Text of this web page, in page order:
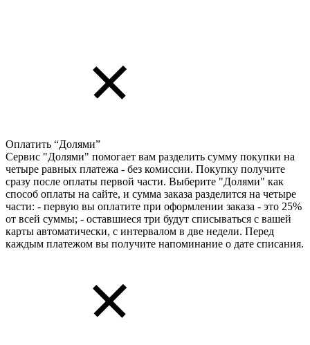
Оплатить “Долями”
Сервис "Долями" помогает вам разделить сумму покупки на
четыре равных платежа - без комиссии. Покупку получите
сразу после оплаты первой части. Выберите "Долями" как
способ оплаты на сайте, и сумма заказа разделится на четыре
части: - первую вы оплатите при оформлении заказа - это 25%
от всей суммы; - оставшиеся три будут списываться с вашей
карты автоматически, с интервалом в две недели. Перед
каждым платежом вы получите напоминание о дате списания.